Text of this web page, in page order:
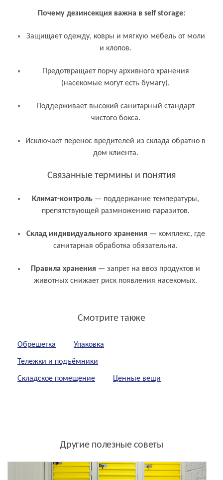
Почему дезинсекция важна в self storage:
Защищает одежду, ковры и мягкую мебель от моли
и клопов.
Предотвращает порчу архивного хранения
(насекомые могут есть бумагу).
Поддерживает высокий санитарный стандарт
чистого бокса.
Исключает перенос вредителей из склада обратно в
дом клиента.
Связанные термины и понятия
Климат-контроль — поддержание температуры,
препятствующей размножению паразитов.
Склад индивидуального хранения — комплекс, где
санитарная обработка обязательна.
Правила хранения — запрет на ввоз продуктов и
животных снижает риск появления насекомых.
Смотрите также
Обрешетка Упаковка
Тележки и подъёмники
Складское помещение Ценные вещи
Другие полезные советы